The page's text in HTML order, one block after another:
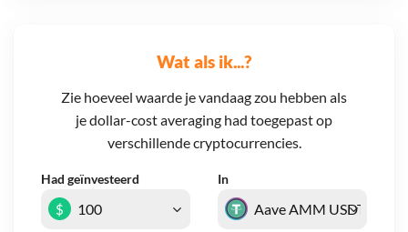
Wat als ik...?
Zie hoeveel waarde je vandaag zou hebben als
je dollar-cost averaging had toegepast op
verschillende cryptocurrencies.
Had geïnvesteerd In
$